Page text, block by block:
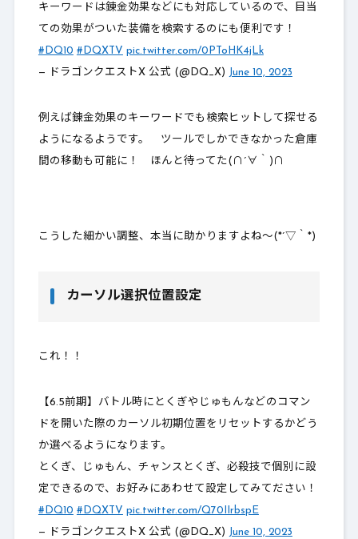
キーワードは錬金効果などにも対応しているので、目当
ての効果がついた装備を検索するのにも便利です！
#DQ10 #DQXTV pic.twitter.com/0PToHK4jLk
— ドラゴンクエストX 公式 (@DQ_X) June 10, 2023
例えば錬金効果のキーワードでも検索ヒットして探せる
ようになるようです。 ツールでしかできなかった倉庫
間の移動も可能に ！ ほんと待ってた(∩´∀｀)∩
こうした細かい調整、本当に助かりますよね～(*´▽｀*)
カーソル選択位置設定
これ！！
【6.5前期】バトル時にとくぎやじゅもんなどのコマン
ドを開いた際のカーソル初期位置をリセットするかどう
か選べるようになります。
とくぎ、じゅもん、チャンスとくぎ、必殺技で個別に設
定できるので、お好みにあわせて設定してみてださい！
#DQ10 #DQXTV pic.twitter.com/Q70IIrbspE
— ドラゴンクエストX 公式 (@DQ_X) June 10, 2023